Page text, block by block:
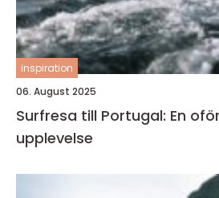
inspiration
06. August 2025
Surfresa till Portugal: En
upplevelse